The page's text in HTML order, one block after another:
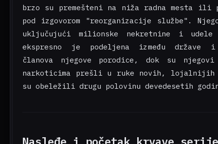
brzo su premešteni na niža radna mesta ili
pod izgovorom "reorganizacije službe".
uključujući milionske nekretnine i udele
ekspresno je podeljena između države
članova njegove porodice, dok su
narkoticima prešli u ruke novih,
su obeležili drugu polovinu devedesetih